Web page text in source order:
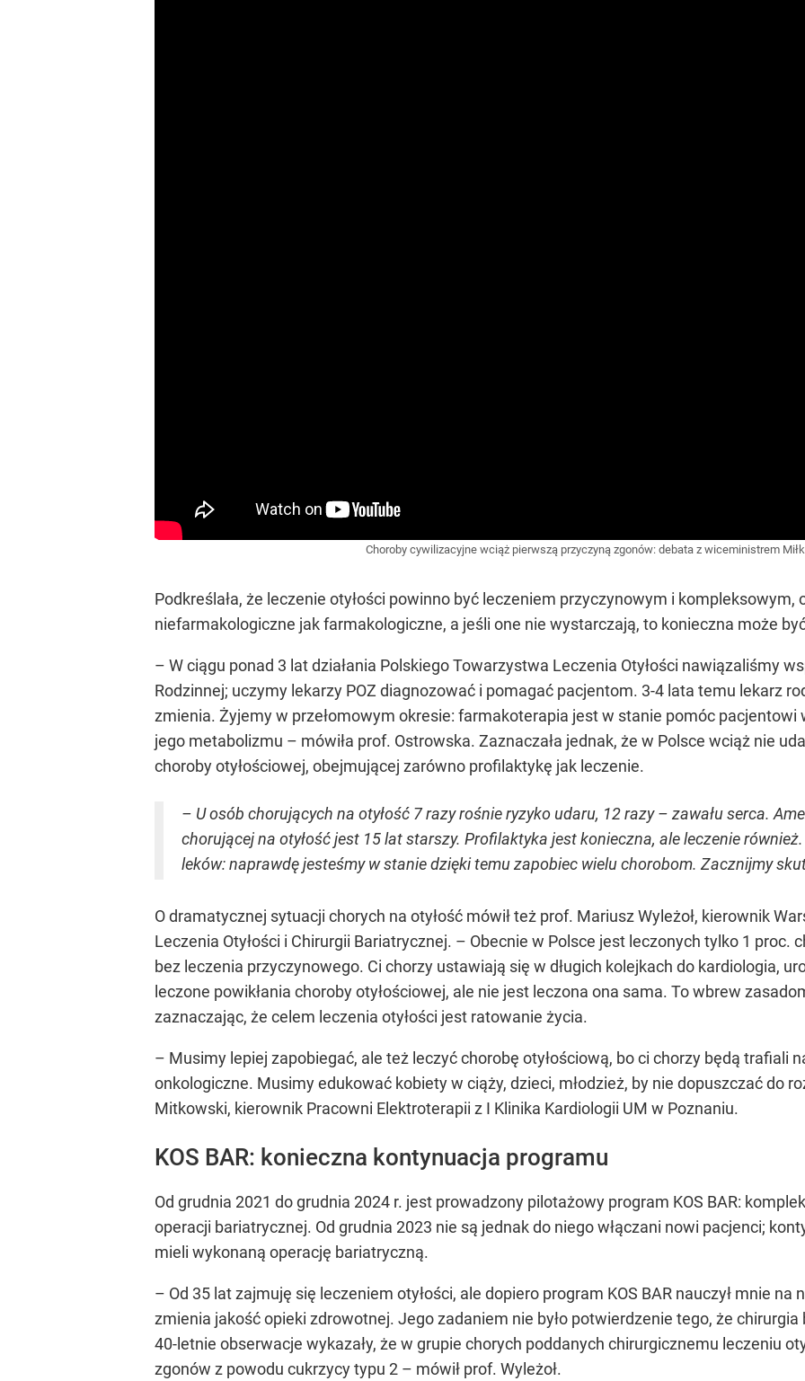
Choroby cywilizacyjne wciąż pierwszą przyczyną zgonów: debata z wiceministrem
Podkreślała, że leczenie otyłości powinno być leczeniem przyczynowym i
niefarmakologiczne jak farmakologiczne, a jeśli one nie wystarczają, to konieczna może
– W ciągu ponad 3 lat działania Polskiego Towarzystwa Leczenia Otyłości nawiązaliśmy
Rodzinnej; uczymy lekarzy POZ diagnozować i pomagać pacjentom. 3-4 lata temu lekarz
zmienia. Żyjemy w przełomowym okresie: farmakoterapia jest w stanie pomóc
jego metabolizmu – mówiła prof. Ostrowska. Zaznaczała jednak, że w Polsce wciąż nie
choroby otyłościowej, obejmującej zarówno profilaktykę jak leczenie.
– U osób chorujących na otyłość 7 razy rośnie ryzyko udaru, 12 razy – zawału serca.
chorującej na otyłość jest 15 lat starszy. Profilaktyka jest konieczna, ale leczenie
leków: naprawdę jesteśmy w stanie dzięki temu zapobiec wielu chorobom. Zacznijmy
O dramatycznej sytuacji chorych na otyłość mówił też prof. Mariusz Wyleżoł, kierownik
Leczenia Otyłości i Chirurgii Bariatrycznej. – Obecnie w Polsce jest leczonych tylko 1 proc.
bez leczenia przyczynowego. Ci chorzy ustawiają się w długich kolejkach do kardiologia,
leczone powikłania choroby otyłościowej, ale nie jest leczona ona sama. To wbrew
zaznaczając, że celem leczenia otyłości jest ratowanie życia.
– Musimy lepiej zapobiegać, ale też leczyć chorobę otyłościową, bo ci chorzy będą trafiali
onkologiczne. Musimy edukować kobiety w ciąży, dzieci, młodzież, by nie dopuszczać do
Mitkowski, kierownik Pracowni Elektroterapii z I Klinika Kardiologii UM w Poznaniu.
KOS BAR: konieczna kontynuacja programu
Od grudnia 2021 do grudnia 2024 r. jest prowadzony pilotażowy program KOS BAR:
operacji bariatrycznej. Od grudnia 2023 nie są jednak do niego włączani nowi pacjenci;
mieli wykonaną operację bariatryczną.
– Od 35 lat zajmuję się leczeniem otyłości, ale dopiero program KOS BAR nauczył mnie
zmienia jakość opieki zdrowotnej. Jego zadaniem nie było potwierdzenie tego, że
40-letnie obserwacje wykazały, że w grupie chorych poddanych chirurgicznemu leczeniu
zgonów z powodu cukrzycy typu 2 – mówił prof. Wyleżoł.